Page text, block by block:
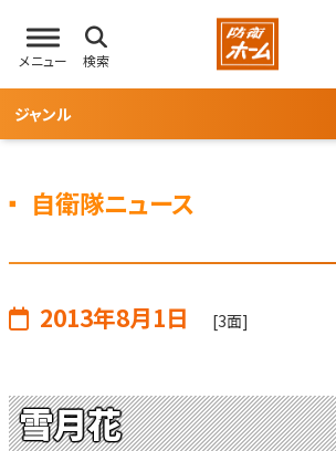
メニュー 検索
ジャンル
自衛隊ニュース
2013年8月1日 [3面]
雪月花